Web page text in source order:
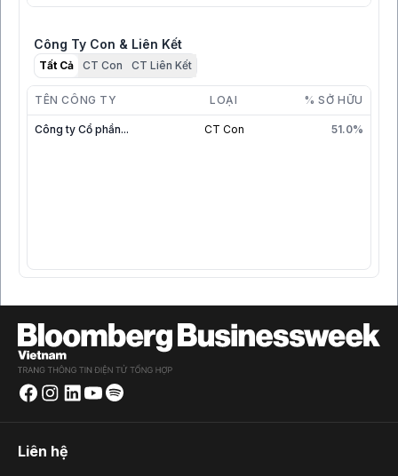
Công Ty Con & Liên Kết
Tất Cả CT Con CT Liên Kết
TÊN CÔNG TY LOẠI % SỞ HỮU
Công ty Cổ phần... CT Con 51.0%
Liên hệ